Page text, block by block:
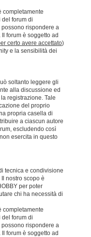
completamente
forum di
rispondere a
forum è soggetto ad
certo avere accettato)
e la sensibilità dei
soltanto leggere gli
alla discussione ed
registrazione. Tale
del proprio
propria casella di
a ciascun autore
escludendo così
esercita in questo
tecnica e condivisione
nostro scopo è
per poter
chi ha necessità di
completamente
forum di
rispondere a
forum è soggetto ad